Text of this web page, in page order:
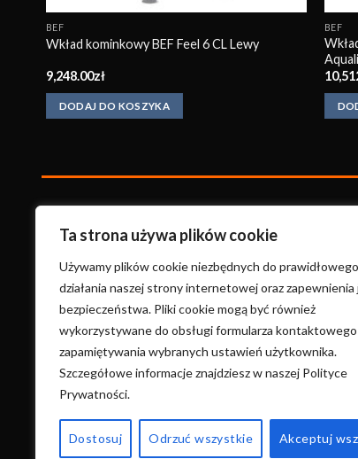
Ta strona używa plików cookie
Używamy plików cookie niezbędnych do prawidłowego
działania naszej strony internetowej oraz zapewnienia
bezpieczeństwa. Pliki cookie mogą być również
wykorzystywane do obsługi formularza
zapamiętywania wybranych ustawień użytkownika.
Szczegółowe informacje znajdziesz w naszej Polityce
Prywatności.
Dostosuj Odrzuć wszystkie Akceptuj
BEF
Wkład kominkowy BEF Feel 6 CL Lewy
9,248.00zł
DODAJ DO KOSZYKA
BEF
KonradKominki
ul. Wysoka 17A
58-400 Kamienna Góra
+48 660 691 557
konradkominki@gmail.com